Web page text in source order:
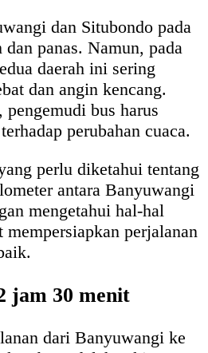
dan Situbondo pada
panas. Namun, pada
daerah ini sering
dan angin kencang.
bus harus
perubahan cuaca.
perlu diketahui tentang
antara Banyuwangi
mengetahui hal-hal
mempersiapkan perjalanan
jam 30 menit
dari Banyuwangi ke